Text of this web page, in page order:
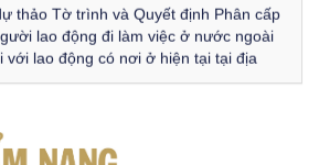
thảo Tờ trình và Quyết định Phân cấp
lao động đi làm việc ở nước ngoài
với lao động có nơi ở hiện tại tại địa
lao động nước ngoài làm việc trên
theo trình tự, thủ tục rút gọn trong